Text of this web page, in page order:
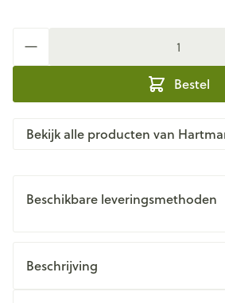
Bestel
Bekijk alle producten van
Beschikbare leveringsmethoden
Beschrijving